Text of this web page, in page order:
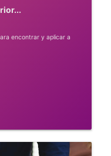
encontrar y aplicar a